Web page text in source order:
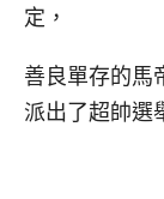
定，
善良單存的馬
派出了超帥選